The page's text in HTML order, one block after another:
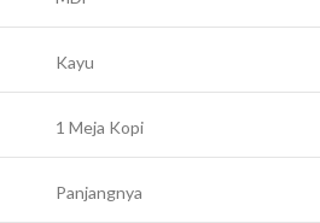
Kayu
1 Meja Kopi
Panjangnya